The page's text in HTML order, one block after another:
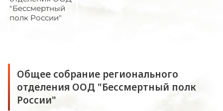
Общее собрание регионального
отделения ООД "Бессмертный полк
России"